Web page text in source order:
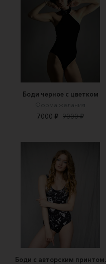
Боди черное с цветком
Форма желания
7000 ₽ 9000 ₽
Боди с авторским принтом.